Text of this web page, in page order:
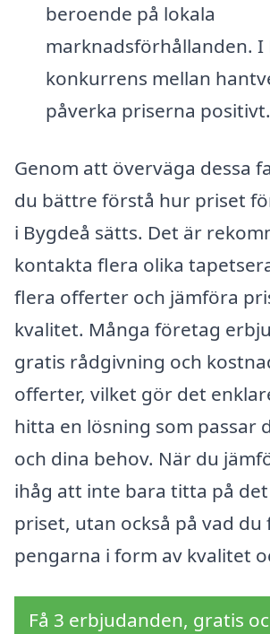
beroende på lokala
marknadsförhållanden. I
konkurrens mellan
påverka priserna positivt.
Genom att överväga dessa
du bättre förstå hur priset
i Bygdeå sätts. Det är
kontakta flera olika
flera offerter och jämföra
kvalitet. Många företag
gratis rådgivning och
offerter, vilket gör det
hitta en lösning som passar
och dina behov. När du
ihåg att inte bara titta på
priset, utan också på vad du
pengarna i form av kvalitet
Få 3 erbjudanden, gratis